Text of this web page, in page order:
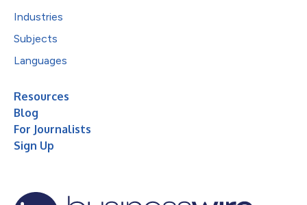
Industries
Subjects
Languages
Resources
Blog
For Journalists
Sign Up